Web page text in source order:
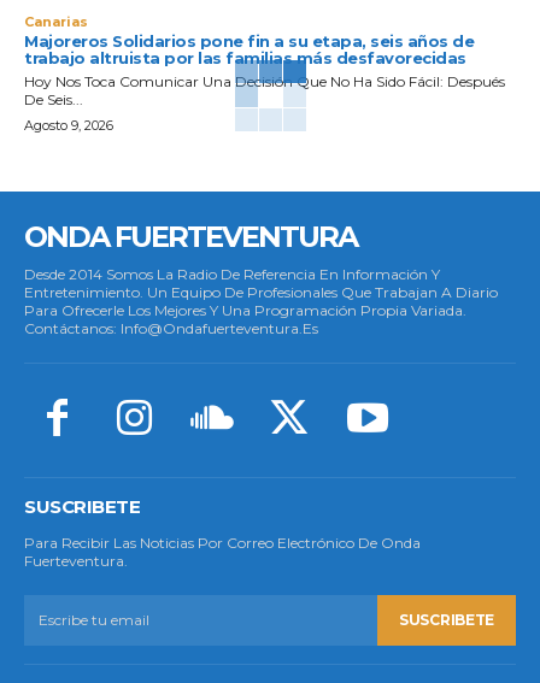
Canarias
Majoreros Solidarios pone fin a su etapa, seis años de
trabajo altruista por las familias más desfavorecidas
Hoy Nos Toca Comunicar Una Decisión Que No Ha Sido Fácil: Después
De Seis...
Agosto 9, 2026
ONDA FUERTEVENTURA
Desde 2014 Somos La Radio De Referencia En Información Y
Entretenimiento. Un Equipo De Profesionales Que Trabajan A Diario
Para Ofrecerle Los Mejores Y Una Programación Propia Variada.
Contáctanos: Info@ondafuerteventura.es
SUSCRIBETE
Para Recibir Las Noticias Por Correo Electrónico De Onda
Fuerteventura.
SUSCRIBETE